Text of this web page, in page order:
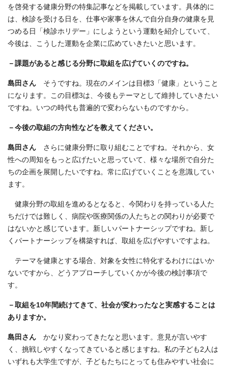
を啓発する健康分野の特集記事などを掲載しています。具体的に
は、検診を受ける日を、仕事や家事を休んで自分自身の健康を見
つめる日「検診ホリデー」にしようという運動を紹介していて、
今後は、こうした運動を企業に広めていきたいと思います。
－課題があると感じる分野に取組を広げていくのですね。
島田さん そうですね。現在のメインは目標3「健康」ということ
になります。この目標3は、今後もテーマとして維持していきたい
ですね。いつの時代も普遍的で変わらないものですから。
－今後の取組の方向性などを教えてください。
島田さん さらに健康分野に取り組むことですね。それから、女
性への周知をもっと広げたいと思っていて、様々な場所で自分た
ちの企画を展開したいですね。常に広げていくことを意識してい
ます。
健康分野の取組を進めるとなると、今関わりを持っている人た
ちだけでは難しく、病院や医療関係の人たちとの関わりが必要で
はないかと感じています。新しいパートナーシップですね。新し
くパートナーシップを構築すれば、取組を広げやすいですよね。
テーマを健康とする場合、対象を女性に特化するわけにはいか
ないですから、どうアプローチしていくかが今後の検討事項で
す。
－取組を10年間続けてきて、社会が変わったなと実感することは
ありますか。
島田さん かなり変わってきたなと思います。意見が言いやす
く、挑戦しやすくなってきていると感じますね。私の子ども2人は
いずれも大学生ですが、子どもたちにとっても住みやすい社会に